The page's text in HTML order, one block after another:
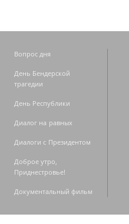
Вопрос дня
День Бендерской
трагедии
День Республики
Диалог на равных
Диалоги с Президентом
Доброе утро,
Приднестровье!
Документальный фильм